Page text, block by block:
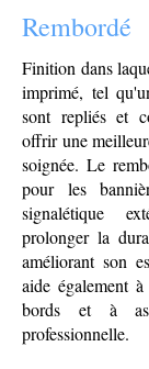
Rembordé
Finition dans
imprimé, tel
sont repliés et
offrir une
soignée. Le
pour les
signalétique
prolonger la
améliorant son
aide également
bords et à
professionnelle.